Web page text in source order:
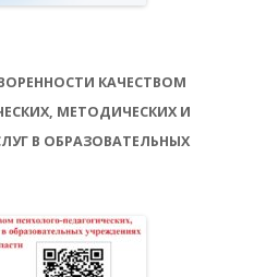
КАЧЕСТВОМ
МЕТОДИЧЕСКИХ И
В ОБРАЗОВАТЕЛЬНЫХ